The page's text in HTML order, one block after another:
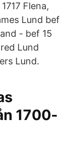
Flena,
Lund bef
- bef 15
Lund
Lund.
1700-